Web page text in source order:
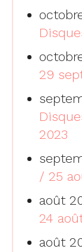
29
2023
/ 25
août
24
août